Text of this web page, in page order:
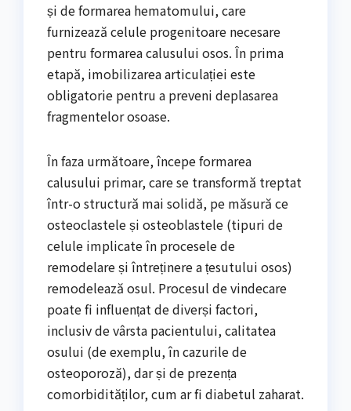
și de formarea hematomului, care
furnizează celule progenitoare necesare
pentru formarea calusului osos. În prima
etapă, imobilizarea articulației este
obligatorie pentru a preveni deplasarea
fragmentelor osoase.
În faza următoare, începe formarea
calusului primar, care se transformă treptat
într-o structură mai solidă, pe măsură ce
osteoclastele și osteoblastele (tipuri de
celule implicate în procesele de
remodelare și întreținere a țesutului osos)
remodelează osul. Procesul de vindecare
poate fi influențat de diverși factori,
inclusiv de vârsta pacientului, calitatea
osului (de exemplu, în cazurile de
osteoporoză), dar și de prezența
comorbidităților, cum ar fi diabetul zaharat.